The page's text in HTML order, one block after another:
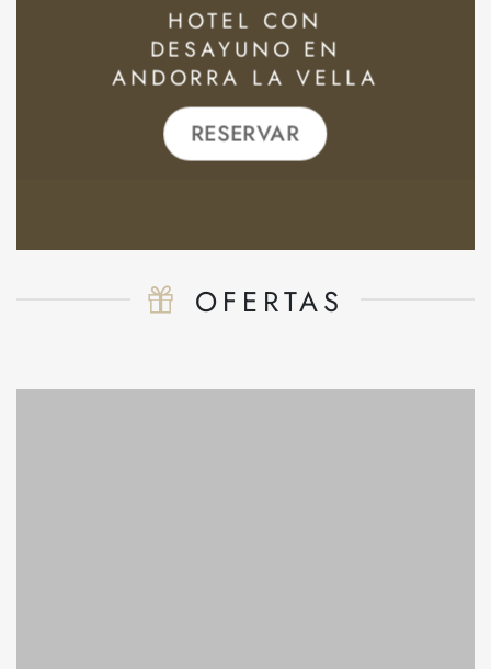
HOTEL CON
DESAYUNO EN
ANDORRA LA VELLA
RESERVAR
OFERTAS